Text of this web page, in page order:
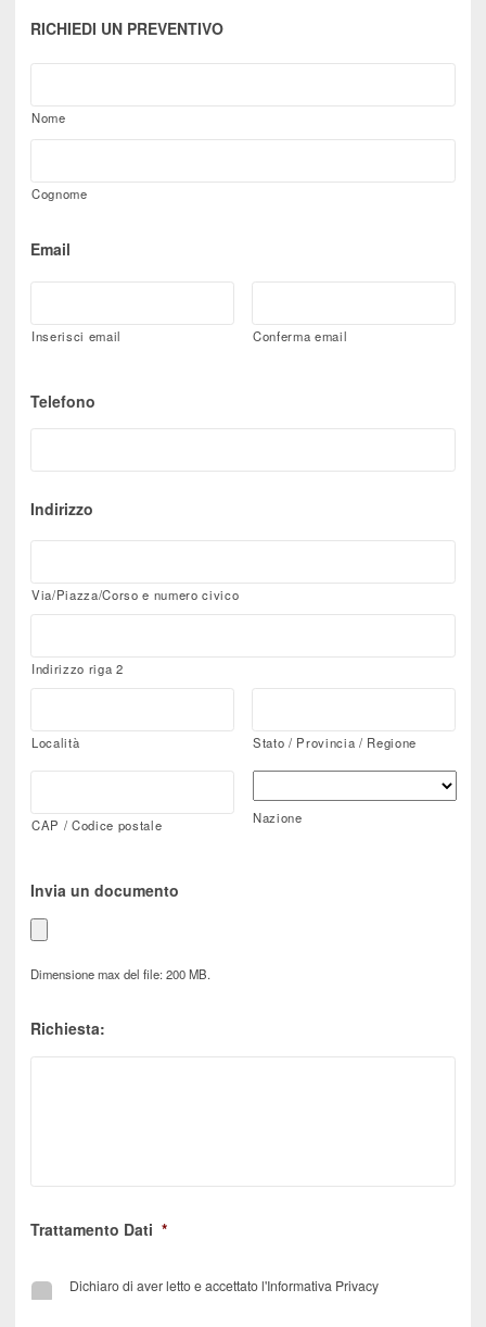
RICHIEDI UN PREVENTIVO
Nome
Cognome
Email
Inserisci email Conferma email
Telefono
Indirizzo
Via/Piazza/Corso e numero civico
Indirizzo riga 2
Località Stato / Provincia / Regione
CAP / Codice postale Nazione
Invia un documento
Dimensione max del file: 200 MB.
Richiesta:
Trattamento Dati *
Dichiaro di aver letto e accettato l'Informativa Privacy